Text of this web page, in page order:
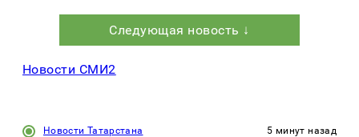
Следующая новость ↓
Новости СМИ2
Новости Татарстана 5 минут назад